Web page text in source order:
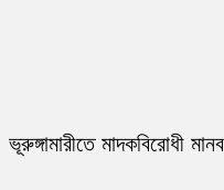
ভূরুঙ্গামারীতে মাদকবিরোধী